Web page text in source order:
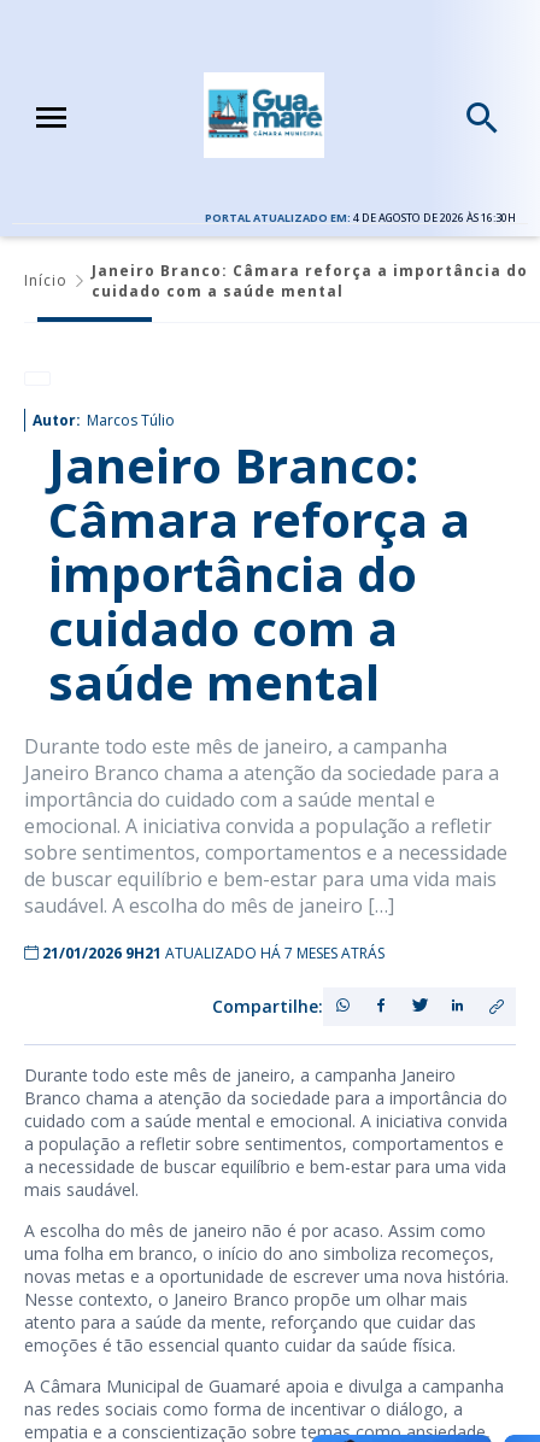
PORTAL ATUALIZADO EM: 4 DE AGOSTO DE 2026 ÀS 16:30H
Início
Janeiro Branco: Câmara reforça a importância do
cuidado com a saúde mental
Autor: Marcos Túlio
Janeiro Branco:
Câmara reforça a
importância do
cuidado com a
saúde mental
Durante todo este mês de janeiro, a campanha
Janeiro Branco chama a atenção da sociedade para a
importância do cuidado com a saúde mental e
emocional. A iniciativa convida a população a refletir
sobre sentimentos, comportamentos e a necessidade
de buscar equilíbrio e bem-estar para uma vida mais
saudável. A escolha do mês de janeiro […]
21/01/2026 9H21 ATUALIZADO HÁ 7 MESES ATRÁS
Compartilhe:
Durante todo este mês de janeiro, a campanha Janeiro
Branco chama a atenção da sociedade para a importância do
cuidado com a saúde mental e emocional. A iniciativa convida
a população a refletir sobre sentimentos, comportamentos e
a necessidade de buscar equilíbrio e bem-estar para uma vida
mais saudável.
A escolha do mês de janeiro não é por acaso. Assim como
uma folha em branco, o início do ano simboliza recomeços,
novas metas e a oportunidade de escrever uma nova história.
Nesse contexto, o Janeiro Branco propõe um olhar mais
atento para a saúde da mente, reforçando que cuidar das
emoções é tão essencial quanto cuidar da saúde física.
A Câmara Municipal de Guamaré apoia e divulga a campanha
nas redes sociais como forma de incentivar o diálogo, a
empatia e a conscientização sobre temas como ansiedade,